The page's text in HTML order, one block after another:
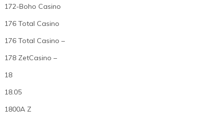
172-Boho Casino
176 Total Casino
176 Total Casino –
178 ZetCasino –
18
18.05
1800A Z